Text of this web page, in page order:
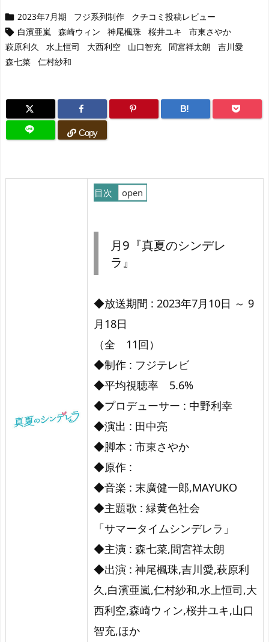
 2023年7月期 フジ系列制作 クチコミ投稿レビュー
 白濱亜嵐 森崎ウィン 神尾楓珠 桜井ユキ
市東さやか
萩原利久
水上恒司 大西利空 山口智充 間宮祥太朗
吉川愛
森七菜
仁村紗和
B!
Copy
目次
『真
の
シ
ン
デ
レ
ラ』
月9『真夏のシンデレ
ラ』
◆放送期間 : 2023年7月10日 ～ 9
月18日
（全 11回）
◆制作 : フジテレビ
◆平均視聴率 5.6%
◆プロデューサー : 中野利幸
◆演出 : 田中亮
◆脚本 : 市東さやか
◆原作 :
◆音楽 : 末廣健一郎,MAYUKO
◆主題歌 : 緑黄色社会
「サマータイムシンデレラ」
◆主演 : 森七菜,間宮祥太朗
◆出演 : 神尾楓珠,吉川愛,萩原利
久,白濱亜嵐,仁村紗和,水上恒司,大
西利空,森崎ウィン,桜井ユキ,山口
智充,ほか